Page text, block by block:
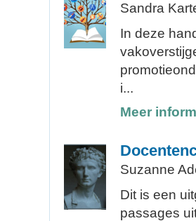
Sandra
In deze
i...
Meer
Suzanne
Dit is een
passages